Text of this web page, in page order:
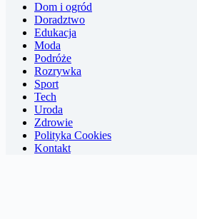
Dom i ogród
Doradztwo
Edukacja
Moda
Podróże
Rozrywka
Sport
Tech
Uroda
Zdrowie
Polityka Cookies
Kontakt